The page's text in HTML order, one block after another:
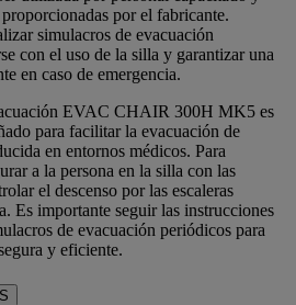
por el fabricante.
simulacros de evacuación
con el uso de la silla y garantizar una
en caso de emergencia.
EVAC CHAIR 300H MK5 es
para facilitar la evacuación de
en entornos médicos. Para
a la persona en la silla con las
el descenso por las escaleras
Es importante seguir las instrucciones
de evacuación periódicos para
y eficiente.